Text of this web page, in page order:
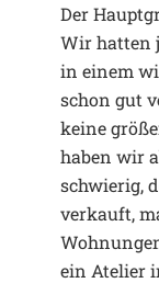
Der
Wir hatten
in einem
schon gut
keine
haben wir
schwierig,
verkauft,
ein Atelier